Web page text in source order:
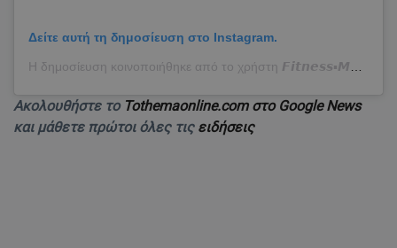
Δείτε αυτή τη δημοσίευση στο Instagram.
Η δημοσίευση κοινοποιήθηκε από το χρήστη 𝙁𝙞𝙩𝙣𝙚𝙨𝙨▪️𝙈𝙤𝙩𝙞𝙫𝙖𝙩𝙞𝙤𝙣▪️𝘾𝙤𝙖𝙘𝙝 (@vasilis_gkolemis)
Ακολουθήστε το Tothemaonline.com στο Google News
και μάθετε πρώτοι όλες τις ειδήσεις